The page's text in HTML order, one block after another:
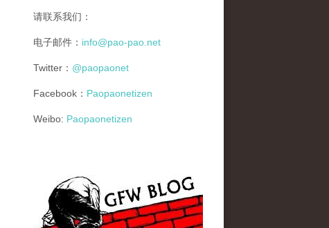
请联系我们：
电子邮件： info@pao-pao.net
Twitter： @paopaonet
Facebook： Paopaonetizen
Weibo: Paopaonetizen
gfw_blog_small.jpg